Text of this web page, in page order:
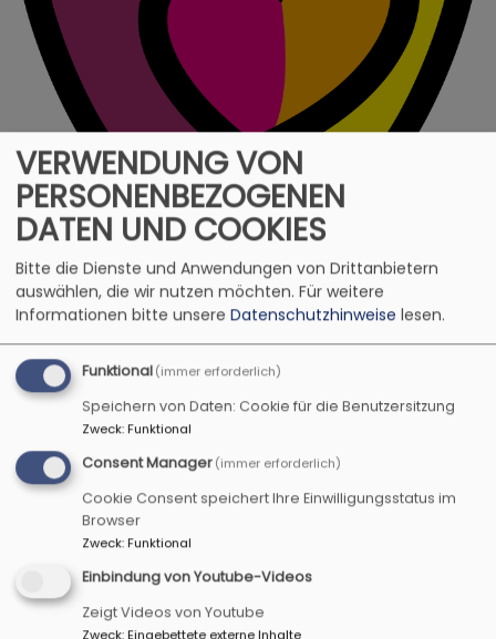
VESPERKIRCHE AUGSBURG
... alle an einem Tisch
Hauptnavigation
VERWENDUNG VON
PERSONENBEZOGENEN
DATEN UND COOKIES
Bitte die Dienste und Anwendungen von Drittanbietern
auswählen, die wir nutzen möchten. Für weitere
Informationen bitte unsere Datenschutzhinweise lesen.
Funktional(immer erforderlich)
Speichern von Daten: Cookie für die Benutzersitzung
Zweck:Funktional
Consent Manager(immer erforderlich)
Cookie Consent speichert Ihre Einwilligungsstatus im
Browser
Zweck:Funktional
Einbindung von Youtube-Videos
Zeigt Videos von Youtube
Zweck:Eingebettete externe Inhalte